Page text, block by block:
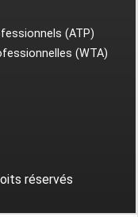
(ATP)
(WTA)
réservés